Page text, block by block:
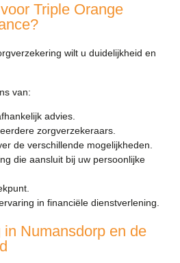
Triple Orange
wilt u duidelijkheid en
van:
advies.
zorgverzekeraars.
de verschillende mogelijkheden.
die aansluit bij uw persoonlijke
in financiële dienstverlening.
Numansdorp en de